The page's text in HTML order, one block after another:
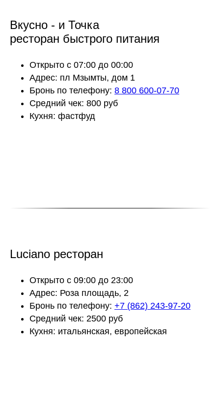
Вкусно - и Точка
ресторан быстрого питания
Открыто с 07:00 до 00:00
Адрес: пл Мзымты, дом 1
Бронь по телефону: 8 800 600-07-70
Средний чек: 800 руб
Кухня: фастфуд
Luciano ресторан
Открыто с 09:00 до 23:00
Адрес: Роза площадь, 2
Бронь по телефону: +7 (862) 243-97-20
Средний чек: 2500 руб
Кухня: итальянская, европейская